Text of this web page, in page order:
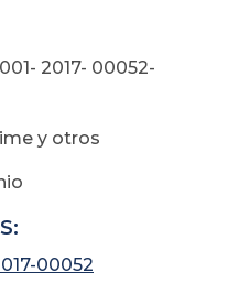
2017- 00052-
y otros
00052